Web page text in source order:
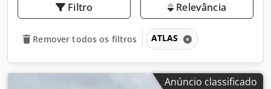
Filtro Relevância
Remover todos os filtros ATLAS
Anúncio classificado